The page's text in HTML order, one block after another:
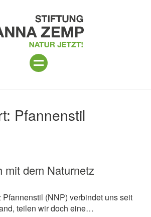
Pfannenstil
mit dem Naturnetz
Pfannenstil (NNP) verbindet uns seit
teilen wir doch eine…